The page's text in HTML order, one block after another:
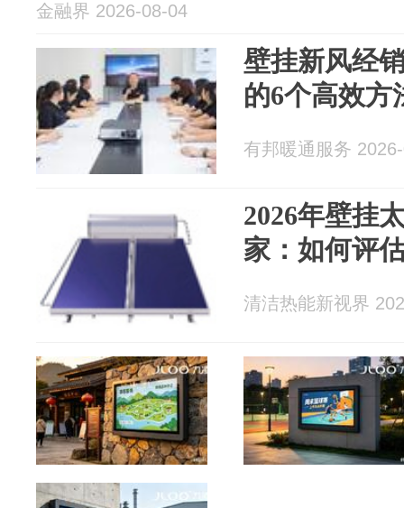
金融界 2026-08-04
壁挂新风经
的6个高效方
有邦暖通服务
2026年壁挂
家：如何评
清洁热能新视界